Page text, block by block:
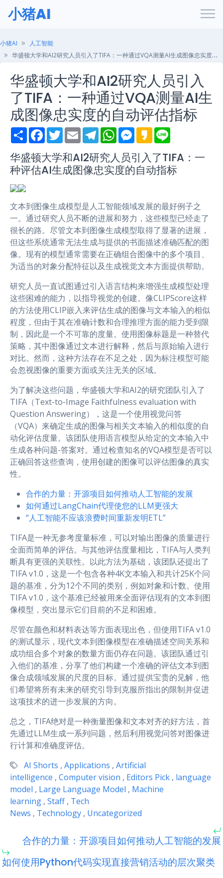
小猪AI
小猪AI
人工智能
华盛顿大学和AI2研究人员引入了TIFA：一种通过VQA测量AI生成图像忠实度的自动评估指标
华盛顿大学和AI2研究人员引入
了TIFA：一种通过VQA测量AI生
成图像忠实度的自动评估指标
S
h
r
e
F
a
e
b
o
T
w
t
t
e
E
m
i
l
T
e
e
g
r
W
h
s
A
M
e
s
e
n
K
a
a
o
e
华盛顿大学和AI2研究人员引入了TIFA：一
种评估AI生成图像忠实度的自动指标
文本到图像生成模型是人工智能领域发展的最好例子之
一。通过研究人员不断的进展和努力，这些模型已经走了
很长的路。尽管文本到图像生成模型取得了显著的进展，
但这些系统通常无法生成与提供的书面描述准确匹配的图
像。现有的模型通常需要在正确组合图像中的多个项目、
为适当的对象分配特征以及生成视觉文本方面提供帮助。
研究人员一直试图通过引入语言结构来增强生成模型处理
这些困难的能力，以指导视觉的创建。像CLIPScore这样
的方法使用CLIP嵌入来评估生成的图像与文本输入的相似
程度，但由于其在准确计数和合理推理方面的能力受到限
制，因此是一个不可靠的度量。使用图像标题是一种替代
策略，其中图像通过文本进行解释，然后与原始输入进行
对比。然而，这种方法存在不足之处，因为标注模型可能
会忽视图像的重要方面或关注无关的区域。
为了解决这些问题，华盛顿大学和AI2的研究团队引入了
TIFA（Text-to-Image Faithfulness evaluation with
Question Answering），这是一个使用视觉问答
（VQA）来确定生成的图像与相关文本输入的相似度的自
动化评估度量。该团队使用语言模型从给定的文本输入中
生成各种问题-答案对。通过检查知名的VQA模型是否可以
正确回答这些查询，使用创建的图像可以评估图像的真实
性。
合作的力量：开源项目如何推动人工智能的发展
如何通过LangChain代理使您的LLM更强大
“人工智能不应该浪费时间重新发明ETL”
TIFA是一种无参考度量标准，可以对输出图像的质量进行
全面而简单的评估。与其他评估度量相比，TIFA与人类判
断具有更强的关联性。以此方法为基础，该团队还提出了
TIFA v1.0，这是一个包含各种4K文本输入和共计25K个问
题的基准，分为12个不同的类别，例如对象和计数。使用
TIFA v1.0，这个基准已经被用来全面评估现有的文本到图
像模型，突出显示它们目前的不足和困难。
尽管在颜色和材料表达等方面表现出色，但使用TIFA v1.0
的测试显示，现代文本到图像模型在准确描述空间关系和
成功组合多个对象的数量方面仍存在问题。该团队通过引
入他们的基准，分享了他们构建一个准确的评估文本到图
像合成领域发展的尺度的目标。通过提供宝贵的见解，他
们希望将所有未来的研究引导到克服所指出的限制并促进
这项技术的进一步发展的方向。
总之，TIFA绝对是一种衡量图像和文本对齐的好方法，首
先通过LLM生成一系列问题，然后利用视觉问答对图像进
行计算和准确度评估。
AI Shorts , Applications , Artificial
intelligence , Computer vision , Editors Pick , language
model , Large Language Model , Machine
learning , Staff , Tech
News , Technology , Uncategorized
合作的力量：开源项目如何推动人工智能的发展
如何使用Python代码实现直接营销活动的层次聚类